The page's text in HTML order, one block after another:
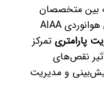
بین متخصصان
Simulia است. این کار، که در کنفرانس هوانوردی AIAA
پارامتریتمرکز
نقص‌های
و مدیریت